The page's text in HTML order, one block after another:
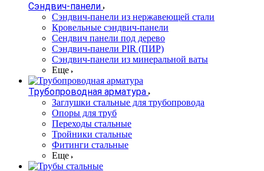
Сэндвич-панели
Cэндвич-панели из нержавеющей стали
Кровельные сэндвич-панели
Сендвич панели под дерево
Сэндвич-панели PIR (ПИР)
Сэндвич-панели из минеральной ваты
Еще
Трубопроводная арматура
Заглушки стальные для трубопровода
Опоры для труб
Переходы стальные
Тройники стальные
Фитинги стальные
Еще